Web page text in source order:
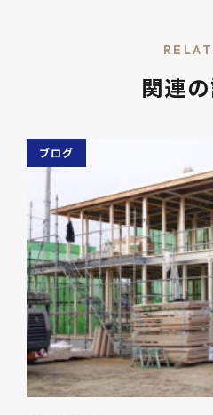
関連
ブログ